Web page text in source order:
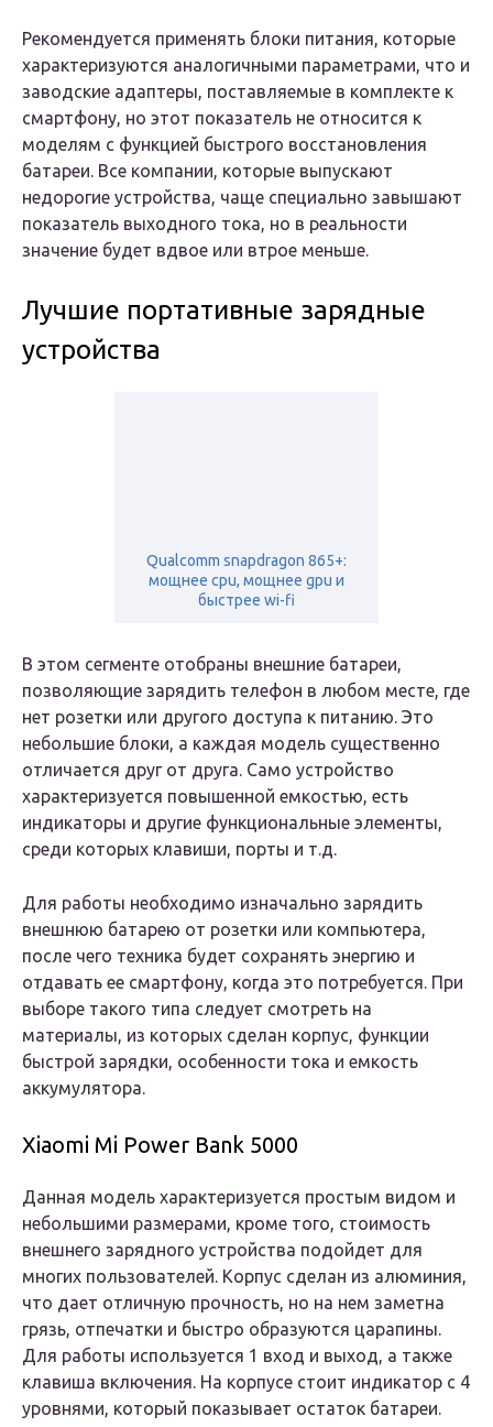
Рекомендуется применять блоки питания, которые
характеризуются аналогичными параметрами, что и
заводские адаптеры, поставляемые в комплекте к
смартфону, но этот показатель не относится к
моделям с функцией быстрого восстановления
батареи. Все компании, которые выпускают
недорогие устройства, чаще специально завышают
показатель выходного тока, но в реальности
значение будет вдвое или втрое меньше.
Лучшие портативные зарядные
устройства
Qualcomm snapdragon 865+:
мощнее cpu, мощнее gpu и
быстрее wi-fi
В этом сегменте отобраны внешние батареи,
позволяющие зарядить телефон в любом месте, где
нет розетки или другого доступа к питанию. Это
небольшие блоки, а каждая модель существенно
отличается друг от друга. Само устройство
характеризуется повышенной емкостью, есть
индикаторы и другие функциональные элементы,
среди которых клавиши, порты и т.д.
Для работы необходимо изначально зарядить
внешнюю батарею от розетки или компьютера,
после чего техника будет сохранять энергию и
отдавать ее смартфону, когда это потребуется. При
выборе такого типа следует смотреть на
материалы, из которых сделан корпус, функции
быстрой зарядки, особенности тока и емкость
аккумулятора.
Xiaomi Mi Power Bank 5000
Данная модель характеризуется простым видом и
небольшими размерами, кроме того, стоимость
внешнего зарядного устройства подойдет для
многих пользователей. Корпус сделан из алюминия,
что дает отличную прочность, но на нем заметна
грязь, отпечатки и быстро образуются царапины.
Для работы используется 1 вход и выход, а также
клавиша включения. На корпусе стоит индикатор с 4
уровнями, который показывает остаток батареи.